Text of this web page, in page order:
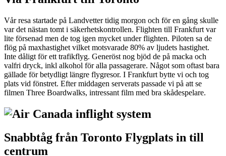
Vår resa startade på Landvetter tidig morgon och för en gång skulle
var det nästan tomt i säkerhetskontrollen. Flighten till Frankfurt var
lite försenad men de tog igen mycket under flighten. Piloten sa de
flög på maxhastighet vilket motsvarade 80% av ljudets hastighet.
Inte dåligt för ett trafikflyg. Generöst nog bjöd de på macka och
valfri dryck, inkl alkohol för alla passagerare. Något som oftast bara
gällade för betydligt längre flygresor. I Frankfurt bytte vi och tog
plats vid fönstret. Efter middagen serverats passade vi på att se
filmen Three Boardwalks, intressant film med bra skådespelare.
Snabbtåg från Toronto Flygplats in till
centrum